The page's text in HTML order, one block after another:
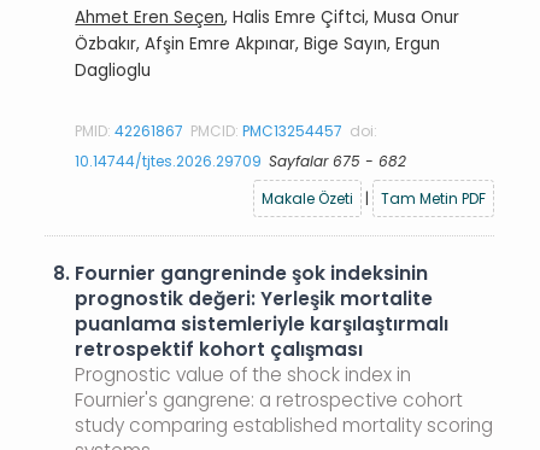
Ahmet Eren Seçen, Halis Emre Çiftci, Musa Onur
Özbakır, Afşin Emre Akpınar, Bige Sayın, Ergun
Daglioglu
PMID:42261867 PMCID:PMC13254457 doi:
10.14744/tjtes.2026.29709 Sayfalar 675 - 682
Makale Özeti
| Tam Metin PDF
8. Fournier gangreninde şok indeksinin
prognostik değeri: Yerleşik mortalite
puanlama sistemleriyle karşılaştırmalı
retrospektif kohort çalışması
Prognostic value of the shock index in
Fournier's gangrene: a retrospective cohort
study comparing established mortality scoring